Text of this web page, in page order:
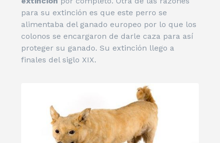
para su extinción es que este perro se
alimentaba del ganado europeo por lo que los
colonos se encargaron de darle caza para así
proteger su ganado. Su extinción llego a
finales del siglo XIX.